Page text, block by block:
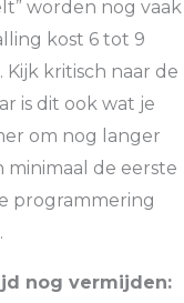
worden nog vaak
kost 6 tot 9
kritisch naar de
is dit ook wat je
om nog langer
minimaal de eerste
programmering
nog vermijden: